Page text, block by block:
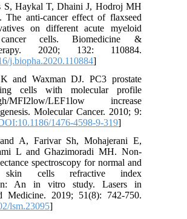
S, Haykal T, Dhaini J, Hodroj MH
S. The anti-cancer effect of flaxseed
on different acute myeloid
cancer cells. Biomedicine &
2020; 132: 110884.
j.biopha.2020.110884
K and Waxman DJ. PC3 prostate
cells with molecular profile
MFI2low/LEF1low increase
Molecular Cancer. 2010; 9:
[DOI:10.1186/1476-4598-9-319
A, Farivar Sh, Mohajerani E,
L and Ghazimoradi MH. Non‐
spectroscopy for normal and
skin cells refractive index
An in vitro study. Lasers in
Medicine. 2019; 51(8): 742-750.
lsm.23095